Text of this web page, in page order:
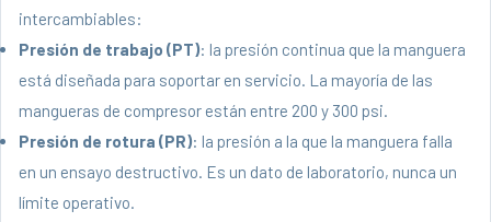
intercambiables:
Presión de trabajo (PT): la presión continua que la manguera
está diseñada para soportar en servicio. La mayoría de las
mangueras de compresor están entre 200 y 300 psi.
Presión de rotura (PR): la presión a la que la manguera falla
en un ensayo destructivo. Es un dato de laboratorio, nunca un
límite operativo.